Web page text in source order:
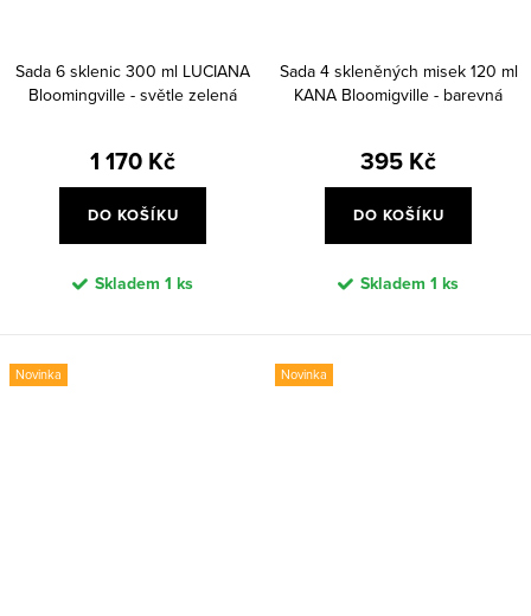
Sada 6 sklenic 300 ml LUCIANA
Bloomingville - světle zelená
1 170 Kč
DO KOŠÍKU
Skladem 1 ks
Sada 4 skleněných misek 120 ml
KANA Bloomigville - barevná
395 Kč
DO KOŠÍKU
Skladem 1 ks
Novinka Novinka